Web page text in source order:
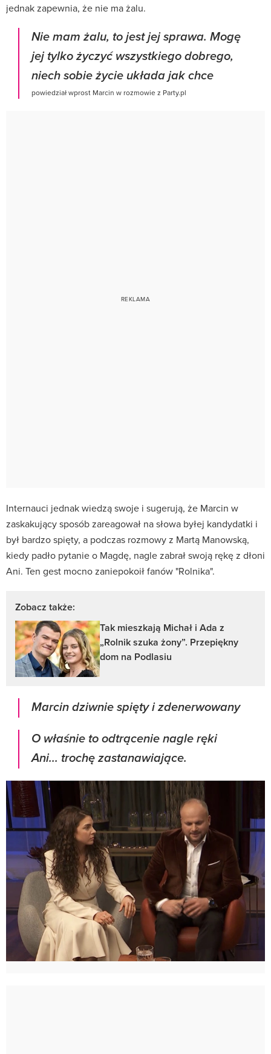
jednak zapewnia, że nie ma żalu.
Nie mam żalu, to jest jej sprawa. Mogę
jej tylko życzyć wszystkiego dobrego,
niech sobie życie układa jak chce
powiedział wprost Marcin w rozmowie z Party.pl
Internauci jednak wiedzą swoje i sugerują, że Marcin w
zaskakujący sposób zareagował na słowa byłej kandydatki i
był bardzo spięty, a podczas rozmowy z Martą Manowską,
kiedy padło pytanie o Magdę, nagle zabrał swoją rękę z dłoni
Ani. Ten gest mocno zaniepokoił fanów "Rolnika".
Zobacz także:
Tak mieszkają Michał i Ada z
„Rolnik szuka żony”. Przepiękny
dom na Podlasiu
Marcin dziwnie spięty i zdenerwowany
O właśnie to odtrącenie nagle ręki
Ani... trochę zastanawiające.